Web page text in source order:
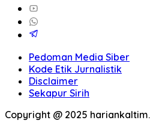
Pedoman Media Siber
Kode Etik Jurnalistik
Disclaimer
Sekapur Sirih
Copyright @ 2025